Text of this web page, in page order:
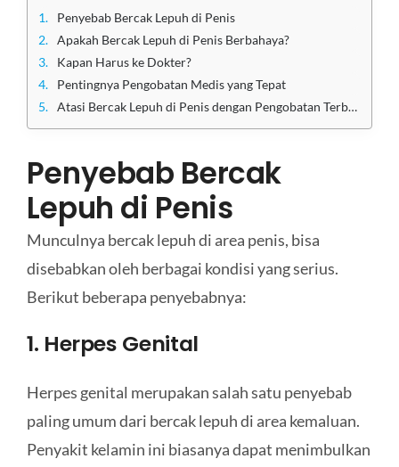
Penyebab Bercak Lepuh di Penis
Apakah Bercak Lepuh di Penis Berbahaya?
Kapan Harus ke Dokter?
Pentingnya Pengobatan Medis yang Tepat
Atasi Bercak Lepuh di Penis dengan Pengobatan Terbaik di Klinik Utama Sentosa
Penyebab Bercak
Lepuh di Penis
Munculnya bercak lepuh di area penis, bisa
disebabkan oleh berbagai kondisi yang serius.
Berikut beberapa penyebabnya:
1. Herpes Genital
Herpes genital merupakan salah satu penyebab
paling umum dari bercak lepuh di area kemaluan.
Penyakit kelamin ini biasanya dapat menimbulkan